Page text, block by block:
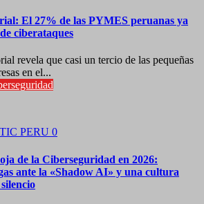
El 27% de las PYMES peruanas ya
ciberataques
revela que casi un tercio de las pequeñas
en el...
PERU 0
de la Ciberseguridad en 2026:
ante la «Shadow AI» y una cultura